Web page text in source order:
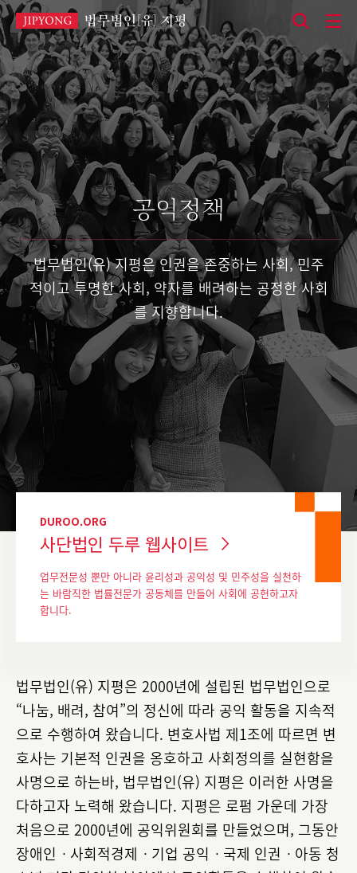
본
문
바
로
가
기
공익정책
법무법인(유) 지평은 인권을 존중하는 사회, 민주
적이고 투명한 사회, 약자를 배려하는 공정한 사회
를 지향합니다.
DUROO.ORG
사단법인 두루 웹사이트
업무전문성 뿐만 아니라 윤리성과 공익성 및 민주성을 실천하
는 바람직한 법률전문가 공동체를 만들어 사회에 공헌하고자
합니다.
법무법인(유) 지평은 2000년에 설립된 법무법인으로
“나눔, 배려, 참여”의 정신에 따라 공익 활동을 지속적
으로 수행하여 왔습니다. 변호사법 제1조에 따르면 변
호사는 기본적 인권을 옹호하고 사회정의를 실현함을
사명으로 하는바, 법무법인(유) 지평은 이러한 사명을
다하고자 노력해 왔습니다. 지평은 로펌 가운데 가장
처음으로 2000년에 공익위원회를 만들었으며, 그동안
장애인ㆍ사회적경제ㆍ기업 공익ㆍ국제 인권ㆍ아동 청